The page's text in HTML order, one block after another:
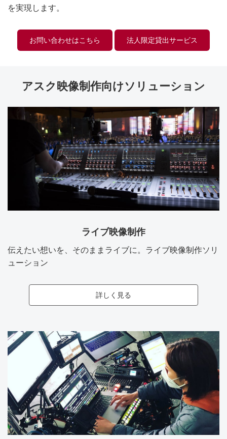
を実現します。
お問い合わせはこちら 法人限定貸出サービス
アスク映像制作向けソリューション
ライブ映像制作
伝えたい想いを、そのままライブに。ライブ映像制作ソリ
ューション
詳しく見る